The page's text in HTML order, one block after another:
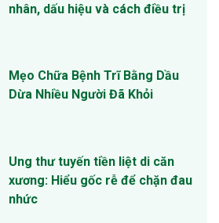
nhân, dấu hiệu và cách điều trị
Mẹo Chữa Bệnh Trĩ Bằng Dầu
Dừa Nhiều Người Đã Khỏi
Ung thư tuyến tiền liệt di căn
xương: Hiểu gốc rễ để chặn đau
nhức